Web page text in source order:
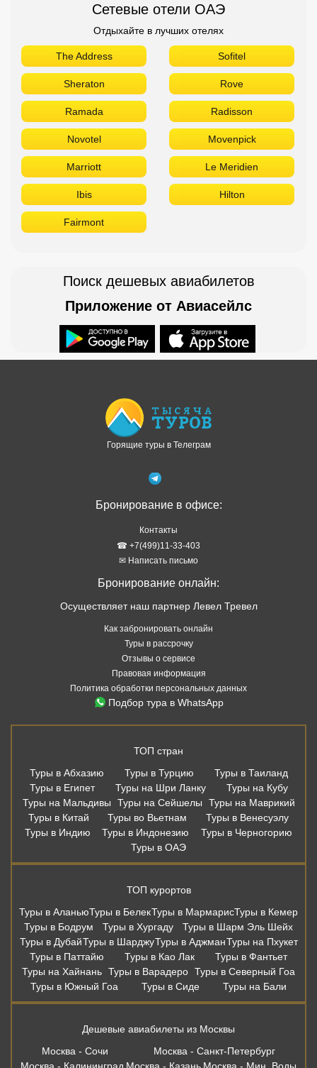
Сетевые отели ОАЭ
Отдыхайте в лучших отелях
The Address Sofitel
Sheraton Rove
Ramada Radisson
Novotel Movenpick
Marriott Le Meridien
Ibis Hilton
Fairmont
Поиск дешевых авиабилетов
Приложение от Авиасейлс
Горящие туры в Телеграм
Бронирование в офисе:
Контакты
☎ +7(499)11-33-403
✉ Написать письмо
Бронирование онлайн:
Осуществляет наш партнер Левел Тревел
Как забронировать онлайн
Туры в рассрочку
Отзывы о сервисе
Правовая информация
Политика обработки персональных данных
Подбор тура в WhatsApp
ТОП стран
Туры в Абхазию
Туры в Турцию
Туры в Таиланд
Туры в Египет
Туры на Шри Ланку
Туры на Кубу
Туры на Мальдивы
Туры на Сейшелы
Туры на Маврикий
Туры в Китай
Туры во Вьетнам
Туры в Венесуэлу
Туры в Индию
Туры в Индонезию
Туры в Черногорию
Туры в ОАЭ
ТОП курортов
Туры в АланьюТуры в БелекТуры в МармарисТуры в Кемер
Туры в Бодрум
Туры в Хургаду
Туры в Шарм Эль Шейх
Туры в ДубайТуры в ШарджуТуры в АджманТуры на Пхукет
Туры в Паттайю
Туры в Као Лак
Туры в Фантьет
Туры на Хайнань Туры в Варадеро Туры в Северный Гоа
Туры в Южный Гоа
Туры в Сиде Туры на Бали
Дешевые авиабилеты из Москвы
Москва - Сочи
Москва - Санкт-Петербург
Москва - Калининград Москва - Казань Москва - Мин. Воды